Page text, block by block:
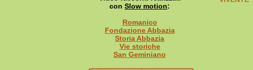
con Slow motion:
Romanico
Fondazione Abbazia
Storia Abbazia
Vie storiche
San Geminiano